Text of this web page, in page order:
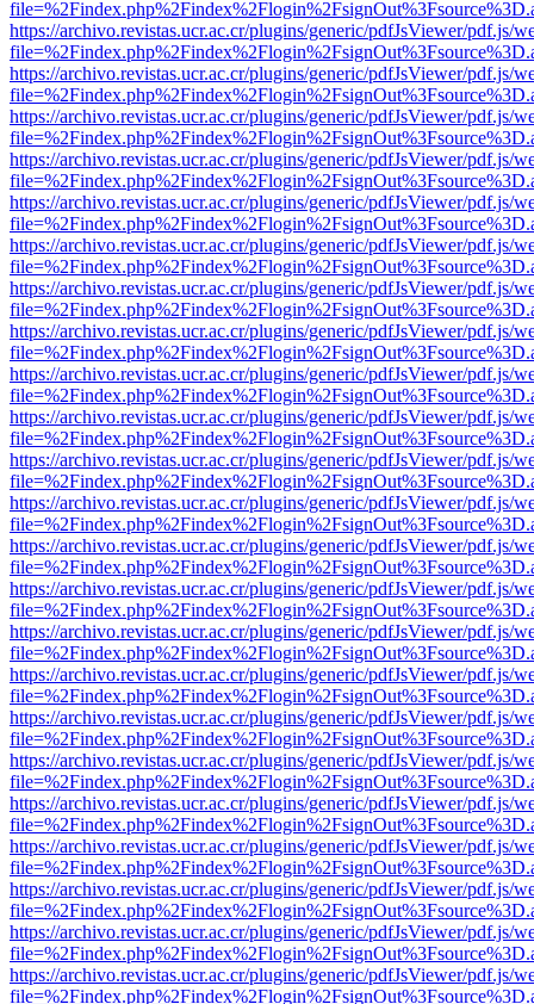
https://archivo.revistas.ucr.ac.cr/plugins/generic/pdfJsViewer/pdf.js/
https://archivo.revistas.ucr.ac.cr/plugins/generic/pdfJsViewer/pdf.js/
https://archivo.revistas.ucr.ac.cr/plugins/generic/pdfJsViewer/pdf.js/
https://archivo.revistas.ucr.ac.cr/plugins/generic/pdfJsViewer/pdf.js/
https://archivo.revistas.ucr.ac.cr/plugins/generic/pdfJsViewer/pdf.js/
https://archivo.revistas.ucr.ac.cr/plugins/generic/pdfJsViewer/pdf.js/
https://archivo.revistas.ucr.ac.cr/plugins/generic/pdfJsViewer/pdf.js/
https://archivo.revistas.ucr.ac.cr/plugins/generic/pdfJsViewer/pdf.js/
https://archivo.revistas.ucr.ac.cr/plugins/generic/pdfJsViewer/pdf.js/
https://archivo.revistas.ucr.ac.cr/plugins/generic/pdfJsViewer/pdf.js/
https://archivo.revistas.ucr.ac.cr/plugins/generic/pdfJsViewer/pdf.js/
https://archivo.revistas.ucr.ac.cr/plugins/generic/pdfJsViewer/pdf.js/
https://archivo.revistas.ucr.ac.cr/plugins/generic/pdfJsViewer/pdf.js/
https://archivo.revistas.ucr.ac.cr/plugins/generic/pdfJsViewer/pdf.js/
https://archivo.revistas.ucr.ac.cr/plugins/generic/pdfJsViewer/pdf.js/
https://archivo.revistas.ucr.ac.cr/plugins/generic/pdfJsViewer/pdf.js/
https://archivo.revistas.ucr.ac.cr/plugins/generic/pdfJsViewer/pdf.js/
https://archivo.revistas.ucr.ac.cr/plugins/generic/pdfJsViewer/pdf.js/
https://archivo.revistas.ucr.ac.cr/plugins/generic/pdfJsViewer/pdf.js/
https://archivo.revistas.ucr.ac.cr/plugins/generic/pdfJsViewer/pdf.js/
https://archivo.revistas.ucr.ac.cr/plugins/generic/pdfJsViewer/pdf.js/
https://archivo.revistas.ucr.ac.cr/plugins/generic/pdfJsViewer/pdf.js/
https://archivo.revistas.ucr.ac.cr/plugins/generic/pdfJsViewer/pdf.js/